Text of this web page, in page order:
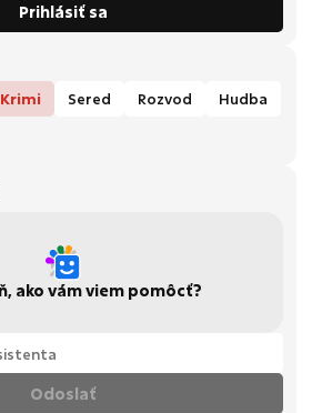
Prihlásiť sa
Krimi Sered Rozvod
Hudba
ako vám viem pomôcť?
Odoslať